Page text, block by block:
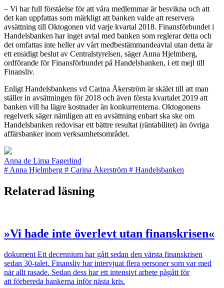
– Vi har full förståelse för att våra medlemmar är besvikna och att
det kan uppfattas som märkligt att banken valde att reservera
avsättning till Oktogonen vid varje kvartal 2018. Finansförbundet i
Handelsbanken har inget avtal med banken som reglerar detta och
det omfattas inte heller av vårt medbestämmandeavtal utan detta är
ett ensidigt beslut av Centralstyrelsen, säger Anna Hjelmberg,
ordförande för Finansförbundet på Handelsbanken, i ett mejl till
Finansliv.
Enligt Handelsbankens vd Carina Åkerström är skälet till att man
ställer in avsättningen för 2018 och även första kvartalet 2019 att
banken vill ha lägre kostnader än konkurrenterna. Oktogonens
regelverk säger nämligen att en avsättning enbart ska ske om
Handelsbanken redovisar ett bättre resultat (räntabilitet) än övriga
affärsbanker inom verksamhetsområdet.
Anna de Lima Fagerlind
# Anna Hjelmberg # Carina Åkerström # Handelsbanken
Relaterad läsning
»Vi hade inte överlevt utan finanskrisen«
dokumentEtt decennium har gått sedan den värsta finanskrisen
sedan 30-talet. Finansliv har intervjuat flera personer som var med
när allt rasade. Sedan dess har ett intensivt arbete pågått för
att förbereda bankerna inför nästa kris.